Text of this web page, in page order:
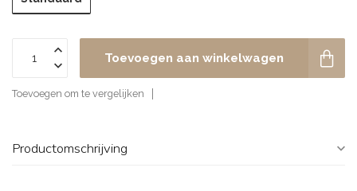
Toevoegen aan winkelwagen
Toevoegen om te vergelijken
Productomschrijving